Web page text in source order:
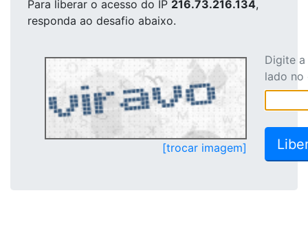
Para liberar o acesso do IP 216.73.216.134,
responda ao desafio abaixo.
[trocar imagem]
Digite
lado no